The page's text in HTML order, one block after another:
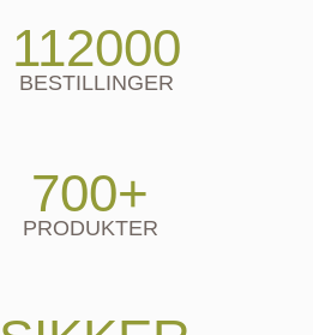
112000
BESTILLINGER
700+
PRODUKTER